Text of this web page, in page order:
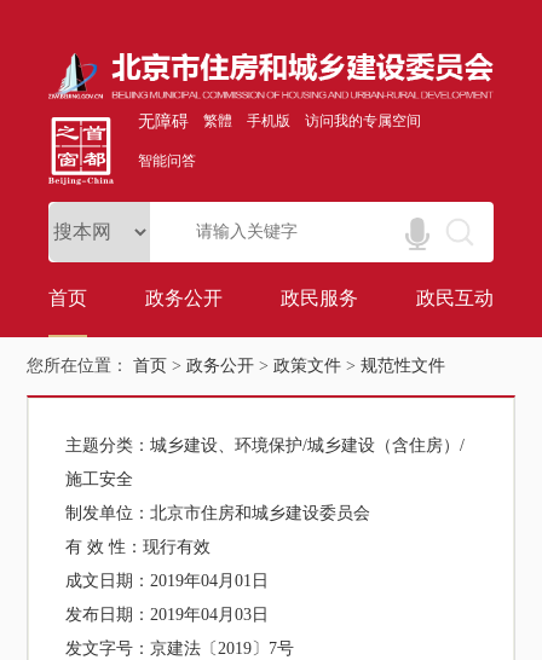
无障碍 繁體 手机版 访问我的专属空间
智能问答
首页 政务公开 政民服务 政民互动
您所在位置：首页 >政务公开 >政策文件 >规范性文件
主题分类：城乡建设、环境保护/城乡建设（含住房）/
施工安全
制发单位：北京市住房和城乡建设委员会
有 效 性：现行有效
成文日期：2019年04月01日
发布日期：2019年04月03日
发文字号：京建法〔2019〕7号